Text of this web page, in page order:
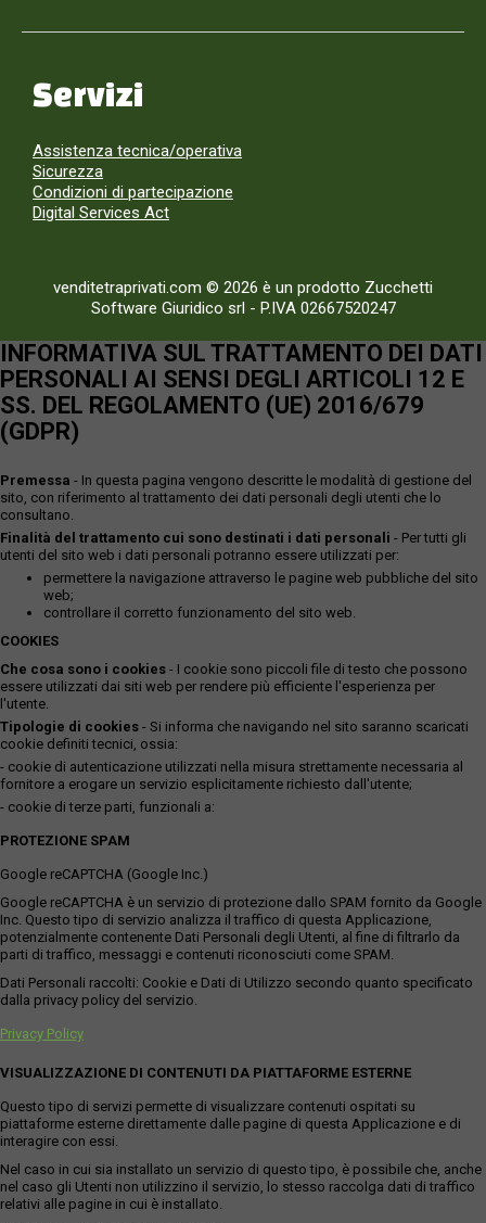
Servizi
Assistenza tecnica/operativa
Sicurezza
Condizioni di partecipazione
Digital Services Act
venditetraprivati.com © 2026 è un prodotto Zucchetti
Software Giuridico srl - P.IVA 02667520247
INFORMATIVA SUL TRATTAMENTO DEI DATI
PERSONALI AI SENSI DEGLI ARTICOLI 12 E
SS. DEL REGOLAMENTO (UE) 2016/679
(GDPR)
Premessa - In questa pagina vengono descritte le modalità di gestione del
sito, con riferimento al trattamento dei dati personali degli utenti che lo
consultano.
Finalità del trattamento cui sono destinati i dati personali - Per tutti gli
utenti del sito web i dati personali potranno essere utilizzati per:
permettere la navigazione attraverso le pagine web pubbliche del sito
web;
controllare il corretto funzionamento del sito web.
COOKIES
Che cosa sono i cookies - I cookie sono piccoli file di testo che possono
essere utilizzati dai siti web per rendere più efficiente l'esperienza per
l'utente.
Tipologie di cookies - Si informa che navigando nel sito saranno scaricati
cookie definiti tecnici, ossia:
- cookie di autenticazione utilizzati nella misura strettamente necessaria al
fornitore a erogare un servizio esplicitamente richiesto dall'utente;
- cookie di terze parti, funzionali a:
PROTEZIONE SPAM
Google reCAPTCHA (Google Inc.)
Google reCAPTCHA è un servizio di protezione dallo SPAM fornito da Google
Inc. Questo tipo di servizio analizza il traffico di questa Applicazione,
potenzialmente contenente Dati Personali degli Utenti, al fine di filtrarlo da
parti di traffico, messaggi e contenuti riconosciuti come SPAM.
Dati Personali raccolti: Cookie e Dati di Utilizzo secondo quanto specificato
dalla privacy policy del servizio.
Privacy Policy
VISUALIZZAZIONE DI CONTENUTI DA PIATTAFORME ESTERNE
Questo tipo di servizi permette di visualizzare contenuti ospitati su
piattaforme esterne direttamente dalle pagine di questa Applicazione e di
interagire con essi.
Nel caso in cui sia installato un servizio di questo tipo, è possibile che, anche
nel caso gli Utenti non utilizzino il servizio, lo stesso raccolga dati di traffico
relativi alle pagine in cui è installato.